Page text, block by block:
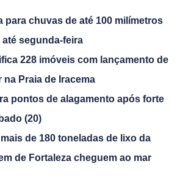
para chuvas de até 100 milímetros
segunda-feira
228 imóveis com lançamento de
Praia de Iracema
pontos de alagamento após forte
(20)
de 180 toneladas de lixo da
de Fortaleza cheguem ao mar